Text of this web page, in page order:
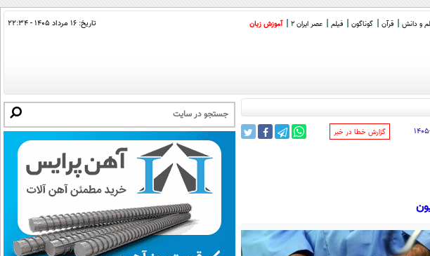
و دانش قرآن گوناگون فیلم عصر ایران 2 آموزش زبان تاریخ: ۱۶ مرداد ۱۴۰۵ - ۲۲:۳۴
‌گزارش خطا در خبر